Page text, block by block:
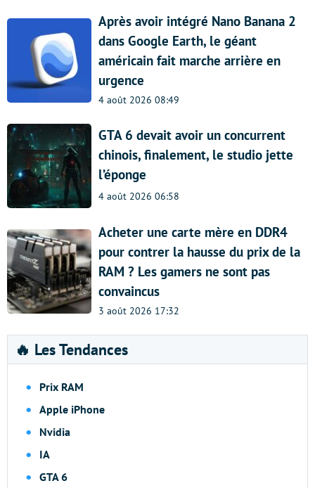
Après avoir intégré Nano Banana 2
dans Google Earth, le géant
américain fait marche arrière en
urgence
4 août 2026 08:49
GTA 6 devait avoir un concurrent
chinois, finalement, le studio jette
l’éponge
4 août 2026 06:58
Acheter une carte mère en DDR4
pour contrer la hausse du prix de la
RAM ? Les gamers ne sont pas
convaincus
3 août 2026 17:32
🔥 Les Tendances
Prix RAM
Apple iPhone
Nvidia
IA
GTA 6